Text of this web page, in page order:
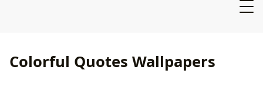
Colorful Quotes Wallpapers